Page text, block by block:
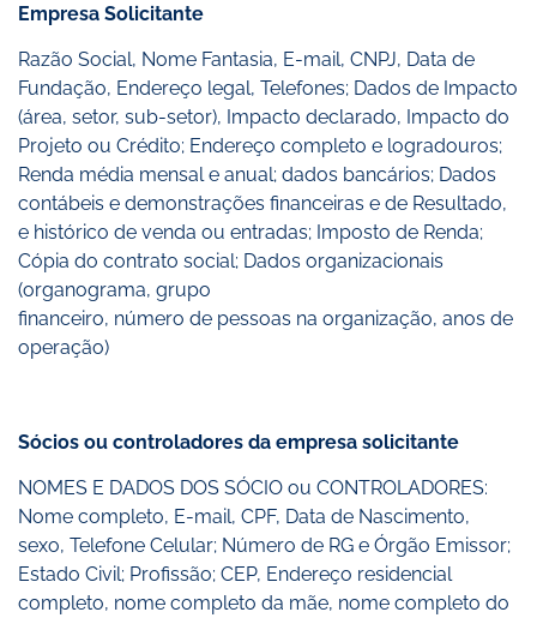
Empresa Solicitante
Razão Social, Nome Fantasia, E-mail, CNPJ, Data de
Fundação, Endereço legal, Telefones; Dados de Impacto
(área, setor, sub-setor), Impacto declarado, Impacto do
Projeto ou Crédito; Endereço completo e logradouros;
Renda média mensal e anual; dados bancários; Dados
contábeis e demonstrações financeiras e de Resultado,
e histórico de venda ou entradas; Imposto de Renda;
Cópia do contrato social; Dados organizacionais
(organograma, grupo
financeiro, número de pessoas na organização, anos de
operação)
Sócios ou controladores da empresa solicitante
NOMES E DADOS DOS SÓCIO ou CONTROLADORES:
Nome completo, E-mail, CPF, Data de Nascimento,
sexo, Telefone Celular; Número de RG e Órgão Emissor;
Estado Civil; Profissão; CEP, Endereço residencial
completo, nome completo da mãe, nome completo do